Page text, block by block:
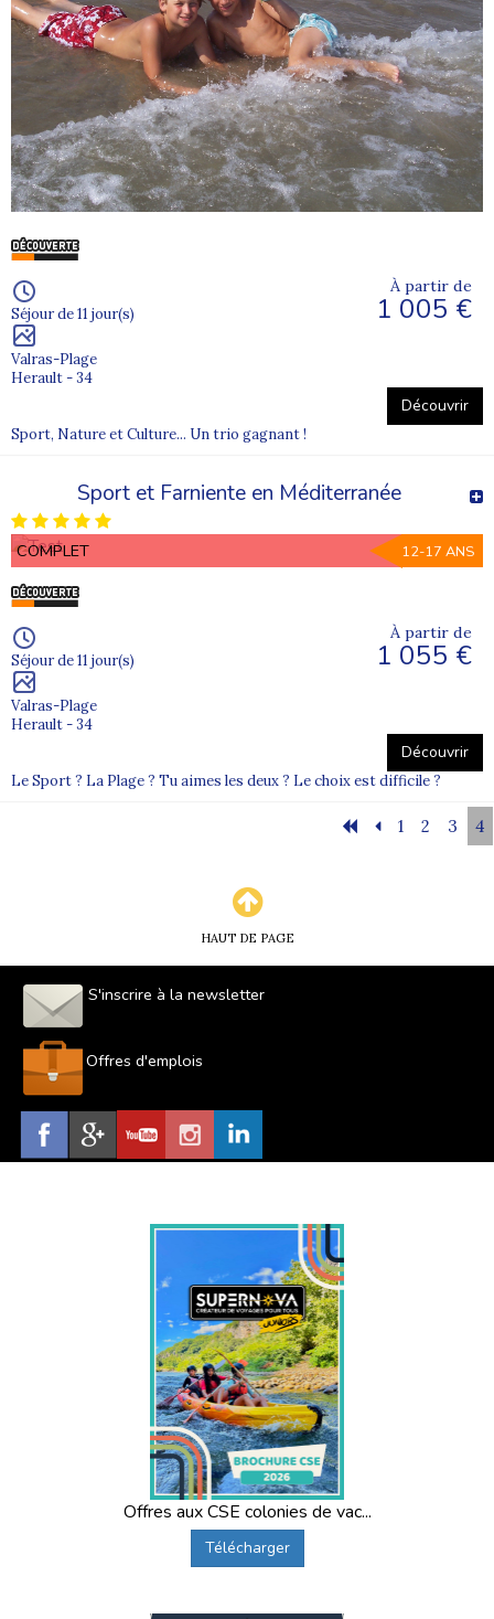
Séjour de 11 jour(s)
Valras-Plage
Herault - 34
À partir de
1 005 €
Découvrir
Sport, Nature et Culture... Un trio gagnant !
Sport et Farniente en Méditerranée
COMPLET 12-17 ANS
Séjour de 11 jour(s)
Valras-Plage
Herault - 34
À partir de
1 055 €
Découvrir
Le Sport ? La Plage ? Tu aimes les deux ? Le choix est difficile ?
1 2 3 4
HAUT DE PAGE
S'inscrire à la newsletter
Offres d'emplois
Offres aux CSE colonies de vac...
Télécharger